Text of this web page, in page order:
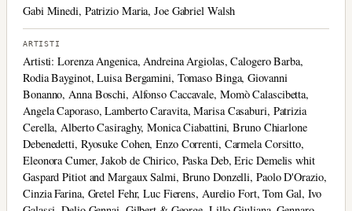
Gabi Minedi, Patrizio Maria, Joe Gabriel Walsh
ARTISTI
Artisti: Lorenza Angenica, Andreina Argiolas, Calogero Barba,
Rodia Bayginot, Luisa Bergamini, Tomaso Binga, Giovanni
Bonanno, Anna Boschi, Alfonso Caccavale, Momò Calascibetta,
Angela Caporaso, Lamberto Caravita, Marisa Casaburi, Patrizia
Cerella, Alberto Casiraghy, Monica Ciabattini, Bruno Chiarlone
Debenedetti, Ryosuke Cohen, Enzo Correnti, Carmela Corsitto,
Eleonora Cumer, Jakob de Chirico, Paska Deb, Eric Demelis whit
Gaspard Pitiot and Margaux Salmi, Bruno Donzelli, Paolo D'Orazio,
Cinzia Farina, Gretel Fehr, Luc Fierens, Aurelio Fort, Tom Gal, Ivo